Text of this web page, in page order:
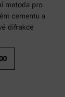
metoda pro
cementu a
difrakce